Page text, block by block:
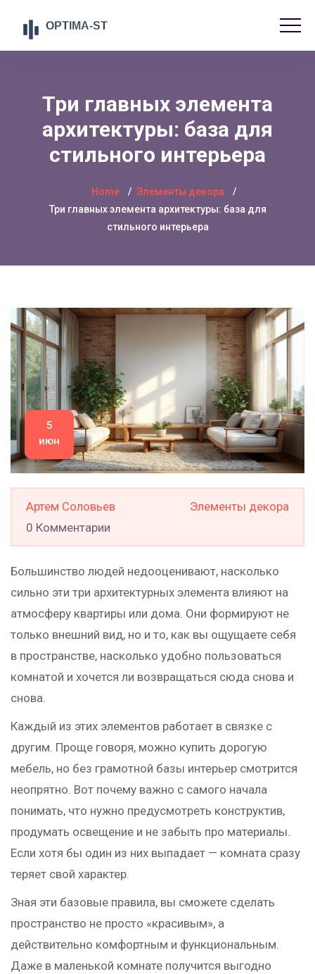
Три главных элемента
архитектуры: база для
стильного интерьера
Home
Элементы декора
Три главных элемента архитектуры: база для
стильного интерьера
5
июн
Артем Соловьев
Элементы декора
0 Комментарии
Большинство людей недооценивают, насколько
сильно эти три архитектурных элемента влияют на
атмосферу квартиры или дома. Они формируют не
только внешний вид, но и то, как вы ощущаете себя
в пространстве, насколько удобно пользоваться
комнатой и хочется ли возвращаться сюда снова и
снова.
Каждый из этих элементов работает в связке с
другим. Проще говоря, можно купить дорогую
мебель, но без грамотной базы интерьер смотрится
неопрятно. Вот почему важно с самого начала
понимать, что нужно предусмотреть конструктив,
продумать освещение и не забыть про материалы.
Если хотя бы один из них выпадает — комната сразу
теряет свой характер.
Зная эти базовые правила, вы сможете сделать
пространство не просто «красивым», а
действительно комфортным и функциональным.
Даже в маленькой комнате получится выгодно